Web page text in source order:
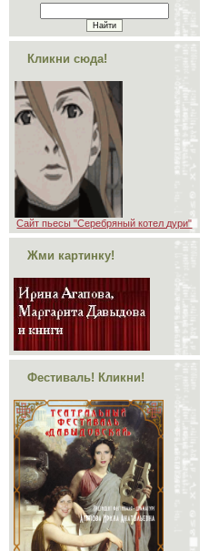
Кликни сюда!
Сайт пьесы "Серебряный котел дури"
Жми картинку!
Фестиваль! Кликни!